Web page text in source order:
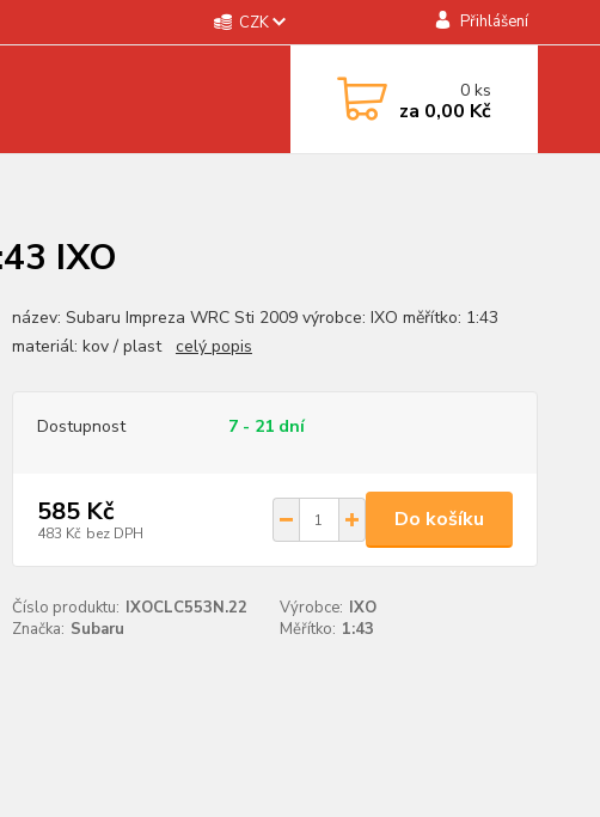
CZK Přihlášení
0ks
za 0,00 Kč
IXO
název: Subaru Impreza WRC Sti 2009 výrobce: IXO měřítko: 1:43
materiál: kov / plast celý popis
Dostupnost 7 - 21 dní
585 Kč
483 Kč bez DPH
Do košíku
Číslo produktu: IXOCLC553N.22 Výrobce: IXO
Značka: Subaru Měřítko: 1:43